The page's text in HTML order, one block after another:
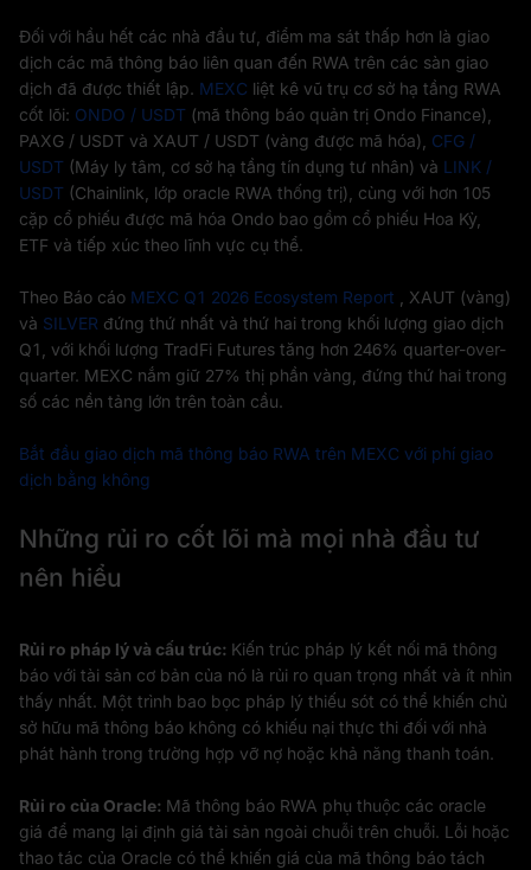
Đối với hầu hết các nhà đầu tư, điểm ma sát thấp hơn là giao
dịch các mã thông báo liên quan đến RWA trên các sàn giao
dịch đã được thiết lập. MEXC liệt kê vũ trụ cơ sở hạ tầng RWA
cốt lõi: ONDO / USDT (mã thông báo quản trị Ondo Finance),
PAXG / USDT và XAUT / USDT (vàng được mã hóa), CFG /
USDT (Máy ly tâm, cơ sở hạ tầng tín dụng tư nhân) và LINK /
USDT (Chainlink, lớp oracle RWA thống trị), cùng với hơn 105
cặp cổ phiếu được mã hóa Ondo bao gồm cổ phiếu Hoa Kỳ,
ETF và tiếp xúc theo lĩnh vực cụ thể.
Theo Báo cáo MEXC Q1 2026 Ecosystem Report
, XAUT (vàng)
và SILVER đứng thứ nhất và thứ hai trong khối lượng giao dịch
Q1, với khối lượng TradFi Futures tăng hơn 246% quarter-over-
quarter. MEXC nắm giữ 27% thị phần vàng, đứng thứ hai trong
số các nền tảng lớn trên toàn cầu.
Bắt đầu giao dịch mã thông báo RWA trên MEXC với phí giao
dịch bằng không
Những rủi ro cốt lõi mà mọi nhà đầu tư
nên hiểu
Rủi ro pháp lý và cấu trúc: Kiến trúc pháp lý kết nối mã thông
báo với tài sản cơ bản của nó là rủi ro quan trọng nhất và ít nhìn
thấy nhất. Một trình bao bọc pháp lý thiếu sót có thể khiến chủ
sở hữu mã thông báo không có khiếu nại thực thi đối với nhà
phát hành trong trường hợp vỡ nợ hoặc khả năng thanh toán.
Rủi ro của Oracle: Mã thông báo RWA phụ thuộc các oracle
giá để mang lại định giá tài sản ngoài chuỗi trên chuỗi. Lỗi hoặc
thao tác của Oracle có thể khiến giá của mã thông báo tách